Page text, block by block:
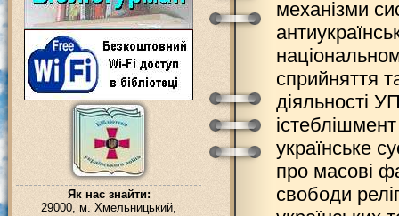
Як нас знайти:
29000, м. Хмельницький,
механізми
сприйняття
діяльності
українське
про масові
свободи